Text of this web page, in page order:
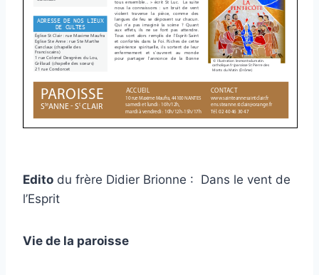
Edito du frère Didier Brionne : Dans le vent de
l’Esprit
Vie de la paroisse